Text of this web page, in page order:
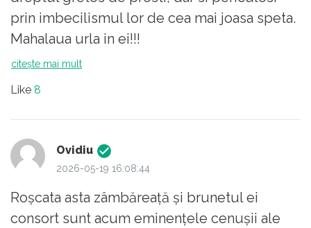
prostul…
păhărele de pălincă) este că am îmbătrânit în
prostie suportându-i pe hoți. Și nu vorbesc
prin imbecilismul lor de cea mai joasa speta.
Mahalaua urla in ei!!!
citește mai mult
Like 8
Ovidiu
2026-05-19 16:08:44
Roșcata asta zâmbăreață și brunetul ei
consort sunt acum eminențele cenușii ale